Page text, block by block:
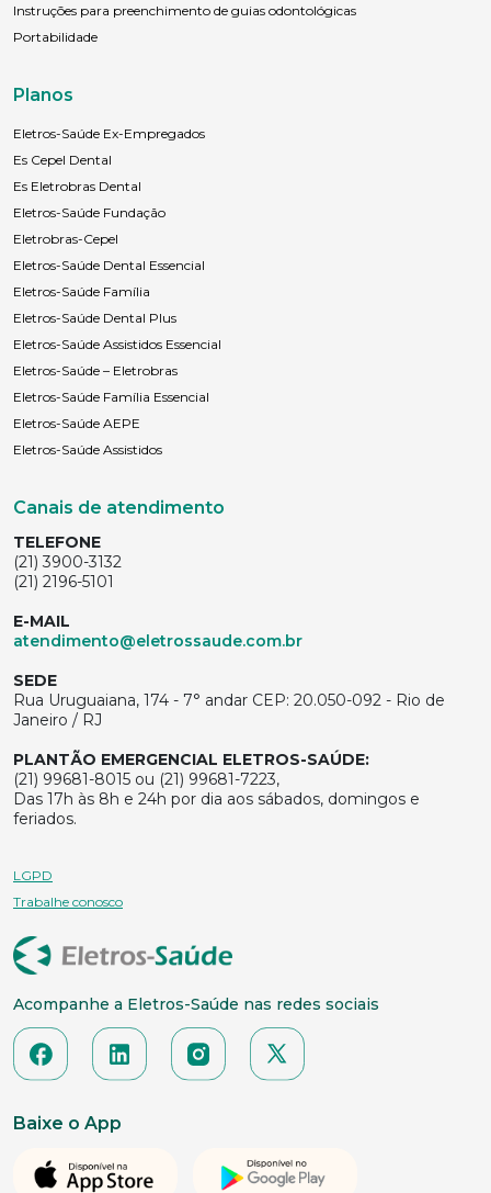
Instruções para preenchimento de guias odontológicas
Portabilidade
Planos
Eletros-Saúde Ex-Empregados
Es Cepel Dental
Es Eletrobras Dental
Eletros-Saúde Fundação
Eletrobras-Cepel
Eletros-Saúde Dental Essencial
Eletros-Saúde Família
Eletros-Saúde Dental Plus
Eletros-Saúde Assistidos Essencial
Eletros-Saúde – Eletrobras
Eletros-Saúde Família Essencial
Eletros-Saúde AEPE
Eletros-Saúde Assistidos
Canais de atendimento
TELEFONE
(21) 3900-3132
(21) 2196-5101
E-MAIL
atendimento@eletrossaude.com.br
SEDE
Rua Uruguaiana, 174 - 7° andar CEP: 20.050-092 - Rio de
Janeiro / RJ
PLANTÃO EMERGENCIAL ELETROS-SAÚDE:
(21) 99681-8015 ou (21) 99681-7223,
Das 17h às 8h e 24h por dia aos sábados, domingos e
feriados.
LGPD
Trabalhe conosco
Acompanhe a Eletros-Saúde nas redes sociais
Baixe o App